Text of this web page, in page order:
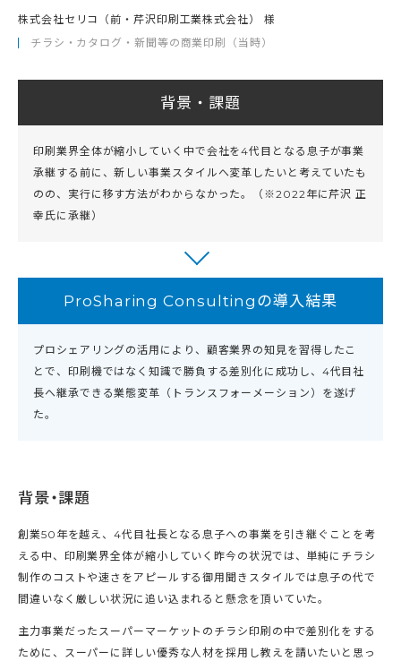
株式会社セリコ（前・芹沢印刷工業株式会社） 様
チラシ・カタログ・新聞等の商業印刷（当時）
背景・課題
印刷業界全体が縮小していく中で会社を4代目となる息子が事業
承継する前に、新しい事業スタイルへ変革したいと考えていたも
のの、実行に移す方法がわからなかった。（※2022年に芹沢 正
幸氏に承継）
ProSharing Consultingの導入結果
プロシェアリングの活用により、顧客業界の知見を習得したこ
とで、印刷機ではなく知識で勝負する差別化に成功し、4代目社
長へ継承できる業態変革（トランスフォーメーション）を遂げ
た。
背景・課題
創業50年を越え、4代目社長となる息子への事業を引き継ぐことを考
える中、印刷業界全体が縮小していく昨今の状況では、単純にチラシ
制作のコストや速さをアピールする御用聞きスタイルでは息子の代で
間違いなく厳しい状況に追い込まれると懸念を頂いていた。
主力事業だったスーパーマーケットのチラシ印刷の中で差別化をする
ために、スーパーに詳しい優秀な人材を採用し教えを請いたいと思っ